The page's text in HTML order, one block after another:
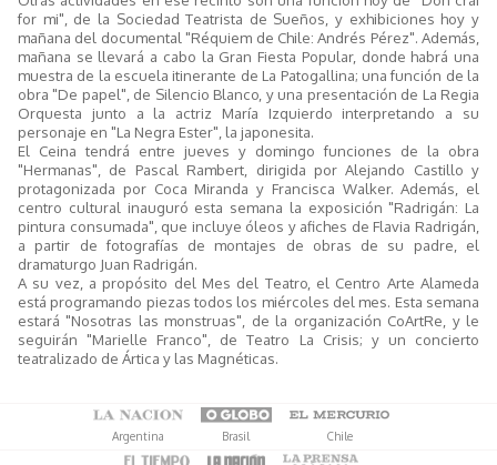
for mi", de la Sociedad Teatrista de Sueños, y exhibiciones hoy y
mañana del documental "Réquiem de Chile: Andrés Pérez". Además,
mañana se llevará a cabo la Gran Fiesta Popular, donde habrá una
muestra de la escuela itinerante de La Patogallina; una función de la
obra "De papel", de Silencio Blanco, y una presentación de La Regia
Orquesta junto a la actriz María Izquierdo interpretando a su
personaje en "La Negra Ester", la japonesita.
El Ceina tendrá entre jueves y domingo funciones de la obra
"Hermanas", de Pascal Rambert, dirigida por Alejando Castillo y
protagonizada por Coca Miranda y Francisca Walker. Además, el
centro cultural inauguró esta semana la exposición "Radrigán: La
pintura consumada", que incluye óleos y afiches de Flavia Radrigán,
a partir de fotografías de montajes de obras de su padre, el
dramaturgo Juan Radrigán.
A su vez, a propósito del Mes del Teatro, el Centro Arte Alameda
está programando piezas todos los miércoles del mes. Esta semana
estará "Nosotras las monstruas", de la organización CoArtRe, y le
seguirán "Marielle Franco", de Teatro La Crisis; y un concierto
teatralizado de Ártica y las Magnéticas.
Argentina Brasil Chile